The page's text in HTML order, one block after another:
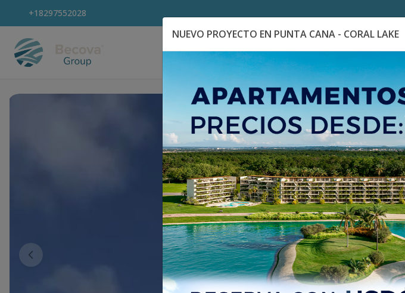
+18297552028
Explora Propiedades Catálogo de Proyectos
NUEVO PROYECTO EN PUNTA CANA - CORAL LAKE